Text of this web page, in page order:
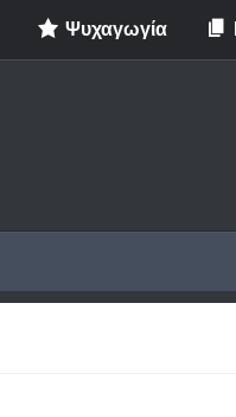
Ψυχαγωγία